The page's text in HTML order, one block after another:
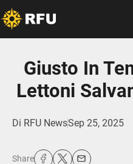
Giusto In
Lettoni
Di RFU NewsSep 25, 2025
Share